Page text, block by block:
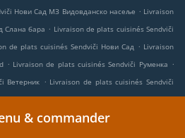
Нови Сад МЗ Видовданско насеље . Livraison
Слана бара . Livraison de plats cuisinés Sendviči
de plats cuisinés Sendviči Нови Сад . Livraison
. Livraison de plats cuisinés Sendviči Руменка .
Ветерник . Livraison de plats cuisinés Sendviči
Sendviči Футог . Livraison de plats cuisinés
Брдо
. Livraison de plats cuisinés Sendviči
& commander